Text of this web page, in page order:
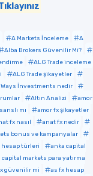
A Markets İnceleme
A
Alba Brokers Güvenilir Mi?
ALG Trade inceleme
ALG Trade şikayetler
İnvestments nedir
Altın Analizi
amor
mı
amor fx şikayetler
fx nasıl
anat fx nedir
bonus ve kampanyalar
hesap türleri
anka capital
capital markets para yatırma
güvenilir mi
as fx hesap